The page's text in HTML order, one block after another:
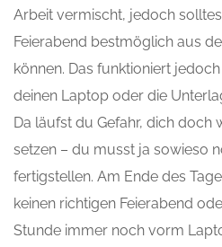
Arbeit vermischt, jedoch
Feierabend bestmöglich aus
können. Das funktioniert
deinen Laptop oder die
Da läufst du Gefahr, dich doch
setzen – du musst ja sowieso
fertigstellen. Am Ende des
keinen richtigen Feierabend
Stunde immer noch vorm